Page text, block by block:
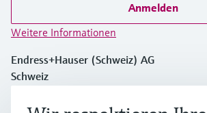
Anmelden
Weitere Informationen
Endress+Hauser (Schweiz) AG
Schweiz